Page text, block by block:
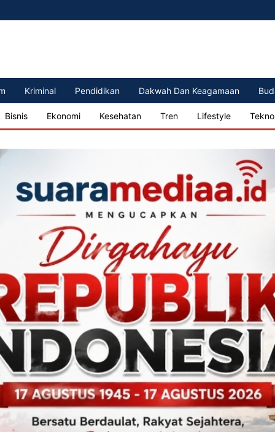
Kriminal Pendidikan Dakwah Dan Keagamaan
Bisnis Ekonomi Kesehatan Tren Lifestyle